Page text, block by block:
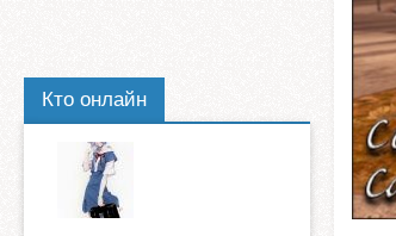
Кто онлайн